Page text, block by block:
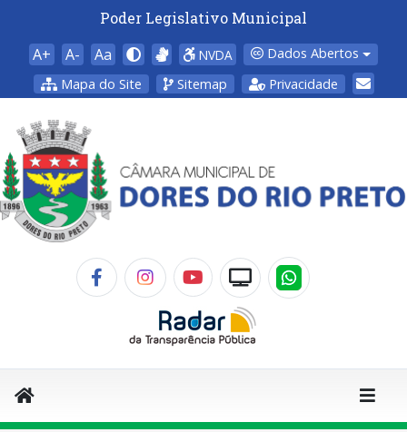
Poder Legislativo Municipal
A+ A- Aa NVDA
Dados Abertos
Mapa do Site
Sitemap Privacidade